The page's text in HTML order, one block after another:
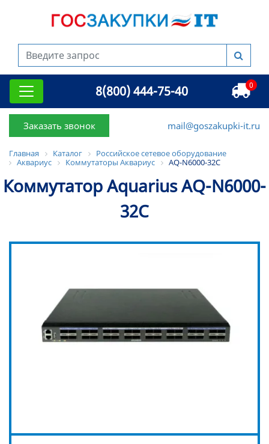
8(800) 444-75-40 0
Заказать звонок mail@goszakupki-it.ru
Главная Каталог
Российское сетевое оборудование
Аквариус
Коммутаторы Аквариус AQ-N6000-32C
Коммутатор Aquarius AQ-N6000-
32C